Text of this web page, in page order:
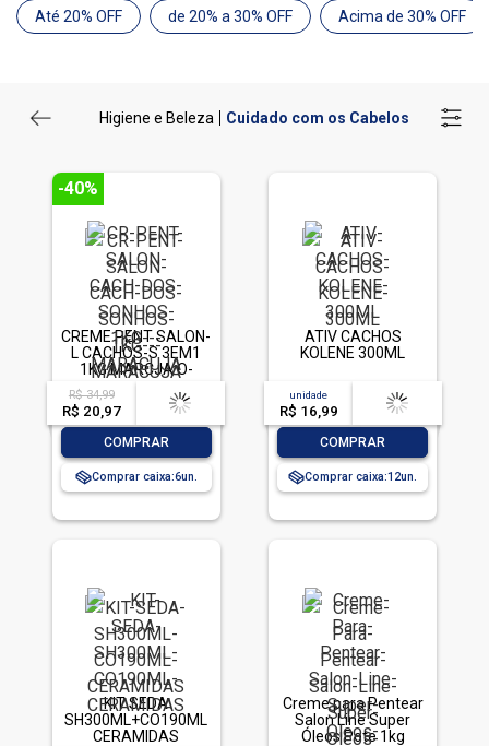
Até 20% OFF de 20% a 30% OFF Acima de 30% OFF
Higiene e Beleza Cuidado com os Cabelos
-40%
CREME PENT SALON-
L CACHOS-S 3EM1
1KG MARCJA O-
ARGAN
R$ 34,99
R$ 20,97
acima de
-- --,--un.
COMPRAR
Comprar caixa:6
ATIV CACHOS
KOLENE 300ML
unidade
R$ 16,99
acima de
-- --,--un.
COMPRAR
Comprar caixa:12
KIT SEDA
SH300ML+CO190ML
CERAMIDAS
Creme para Pentear
Salon Line Super
Óleos Pote 1kg